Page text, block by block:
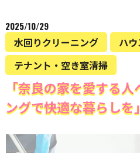
2025/10/29
水回りクリーニング
ハ
テナント・空き室清掃
「奈良の家を愛する
ングで快適な暮らしを」